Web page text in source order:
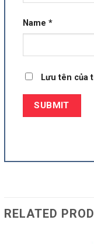
Name *
Lưu tên của
RELATED